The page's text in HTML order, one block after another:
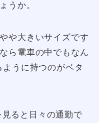
うか。
や大きいサイズです
ら電車の中でもなん
うに持つのがベタ
ると日々の通勤で